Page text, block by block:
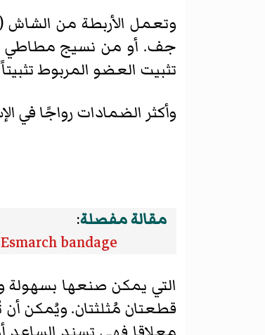
وتعمل الأربطة من الشاش
جف. أو من نسيج مطاطي
تثبيت العضو المربوط
وأكثر الضمادات رواجًا في
مقالة مفصلة:
Esmarch bandage
التي يمكن صنعها بسهولة وذلك بقص
قطعتان مُثلثتان. ويُمكن